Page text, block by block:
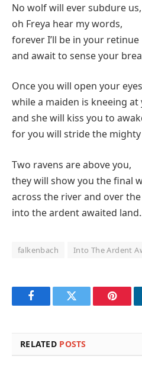
No wolf will ever subdure us,
oh Freya hear my words,
forever I’ll be in your retinue
and await to sense your
Once you will open your eyes
while a maiden is kneeing at
and she will kiss you to
for you will stride the
Two ravens are above you,
they will show you the final
across the river and over
into the ardent awaited
falkenbach Into The Ardent
FacebookTwitter
RELATED POSTS